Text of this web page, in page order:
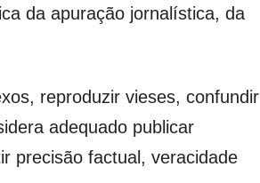
da apuração jornalística, da
reproduzir vieses, confundir
adequado publicar
precisão factual, veracidade